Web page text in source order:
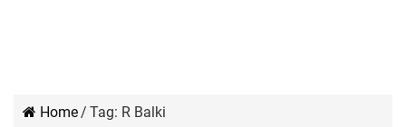
Home/ Tag: R Balki